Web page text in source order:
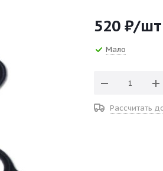
520 ₽/шт
Мало
Рассчитать